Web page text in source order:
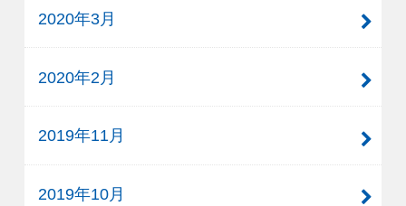
2020年3月
2020年2月
2019年11月
2019年10月